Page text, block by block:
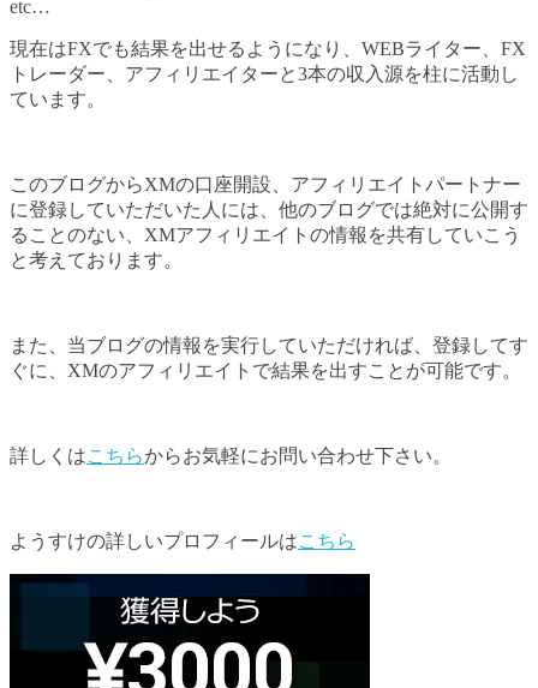
etc…
現在はFXでも結果を出せるようになり、WEBライター、FX
トレーダー、アフィリエイターと3本の収入源を柱に活動し
ています。
このブログからXMの口座開設、アフィリエイトパートナー
に登録していただいた人には、他のブログでは絶対に公開す
ることのない、XMアフィリエイトの情報を共有していこう
と考えております。
また、当ブログの情報を実行していただければ、登録してす
ぐに、XMのアフィリエイトで結果を出すことが可能です。
詳しくはこちらからお気軽にお問い合わせ下さい。
ようすけの詳しいプロフィールはこちら